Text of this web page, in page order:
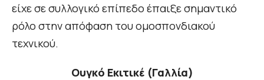
είχε σε συλλογικό επίπεδο έπαιξε σημαντικό
ρόλο στην απόφαση του ομοσπονδιακού
τεχνικού.
Ουγκό Εκιτικέ (Γαλλία)